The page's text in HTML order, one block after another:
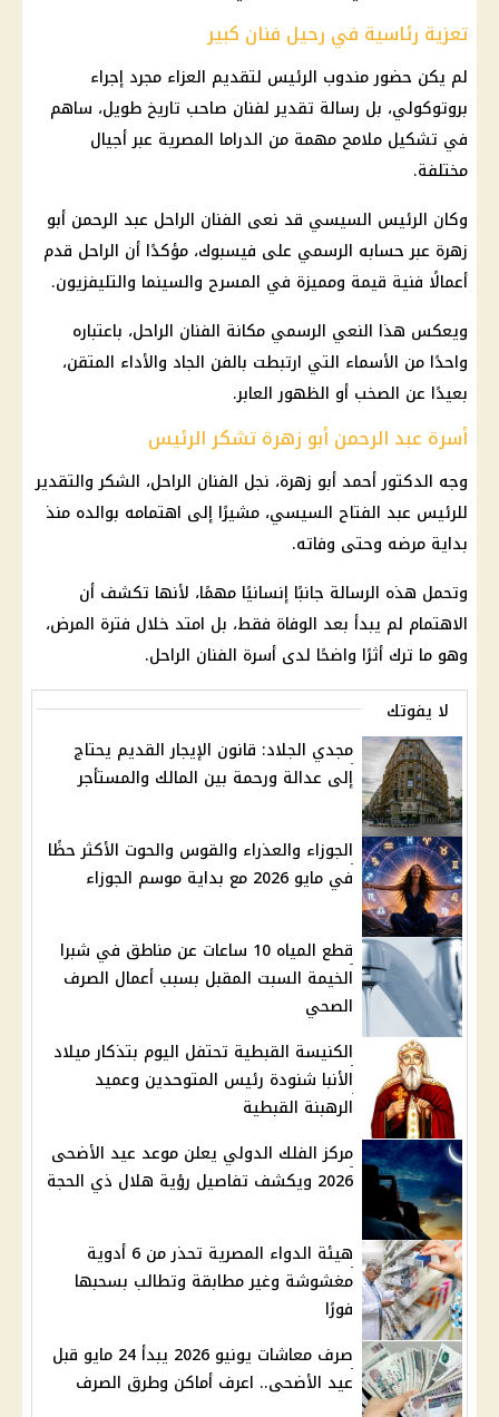
تعزية رئاسية في رحيل فنان كبير
لم يكن حضور مندوب الرئيس لتقديم العزاء مجرد إجراء
بروتوكولي، بل رسالة تقدير لفنان صاحب تاريخ طويل، ساهم
في تشكيل ملامح مهمة من الدراما المصرية عبر أجيال
مختلفة.
وكان الرئيس السيسي قد نعى الفنان الراحل عبد الرحمن أبو
زهرة عبر حسابه الرسمي على فيسبوك، مؤكدًا أن الراحل قدم
أعمالًا فنية قيمة ومميزة في المسرح والسينما والتليفزيون.
ويعكس هذا النعي الرسمي مكانة الفنان الراحل، باعتباره
واحدًا من الأسماء التي ارتبطت بالفن الجاد والأداء المتقن،
بعيدًا عن الصخب أو الظهور العابر.
أسرة عبد الرحمن أبو زهرة تشكر الرئيس
وجه الدكتور أحمد أبو زهرة، نجل الفنان الراحل، الشكر والتقدير
للرئيس عبد الفتاح السيسي، مشيرًا إلى اهتمامه بوالده منذ
بداية مرضه وحتى وفاته.
وتحمل هذه الرسالة جانبًا إنسانيًا مهمًا، لأنها تكشف أن
الاهتمام لم يبدأ بعد الوفاة فقط، بل امتد خلال فترة المرض،
وهو ما ترك أثرًا واضحًا لدى أسرة الفنان الراحل.
لا يفوتك
مجدي الجلاد: قانون الإيجار القديم يحتاج
إلى عدالة ورحمة بين المالك والمستأجر
الجوزاء والعذراء والقوس والحوت الأكثر حظًا
في مايو 2026 مع بداية موسم الجوزاء
قطع المياه 10 ساعات عن مناطق في شبرا
الخيمة السبت المقبل بسبب أعمال الصرف
الصحي
الكنيسة القبطية تحتفل اليوم بتذكار ميلاد
الأنبا شنودة رئيس المتوحدين وعميد
الرهبنة القبطية
مركز الفلك الدولي يعلن موعد عيد الأضحى
2026 ويكشف تفاصيل رؤية هلال ذي الحجة
هيئة الدواء المصرية تحذر من 6 أدوية
مغشوشة وغير مطابقة وتطالب بسحبها
فورًا
صرف معاشات يونيو 2026 يبدأ 24 مايو قبل
عيد الأضحى.. اعرف أماكن وطرق الصرف